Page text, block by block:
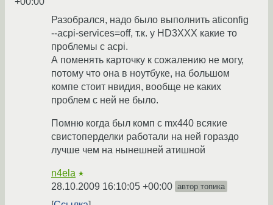
Разобрался, надо было выполнить aticonfig
--acpi-services=off, т.к. у HD3XXX какие то
проблемы с acpi.
А поменять карточку к сожалению не могу,
потому что она в ноутбуке, на большом
компе стоит нвидия, вообще не каких
проблем с ней не было.
Помню когда был комп с mx440 всякие
свистоперделки работали на ней гораздо
лучше чем на нынешней атишной
n4ela ★
28.10.2009 16:10:05 +00:00 автор топика